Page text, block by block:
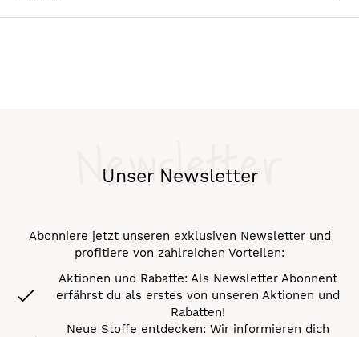
Unser Newsletter
Newsletter
Abonniere jetzt unseren exklusiven Newsletter und
profitiere von zahlreichen Vorteilen:
Aktionen und Rabatte: Als Newsletter Abonnent
erfährst du als erstes von unseren Aktionen und
Rabatten!
Neue Stoffe entdecken: Wir informieren dich